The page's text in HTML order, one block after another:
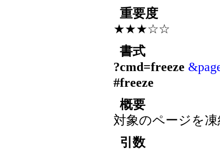
重要度
★★★☆☆
書式
?cmd=freeze
#freeze
概要
対象のページを
引数